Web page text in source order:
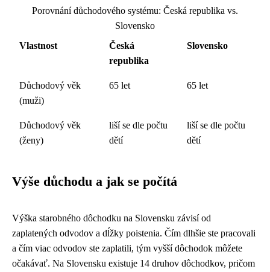
Porovnání důchodového systému: Česká republika vs.
Slovensko
Vlastnost
Česká
republika
Slovensko
Důchodový věk
(muži)
65 let 65 let
Důchodový věk
(ženy)
liší se dle počtu
dětí
liší se dle počtu
dětí
Výše důchodu a jak se počítá
Výška starobného dôchodku na Slovensku závisí od
zaplatených odvodov a dĺžky poistenia. Čím dlhšie ste pracovali
a čím viac odvodov ste zaplatili, tým vyšší dôchodok môžete
očakávať. Na Slovensku existuje 14 druhov dôchodkov, pričom